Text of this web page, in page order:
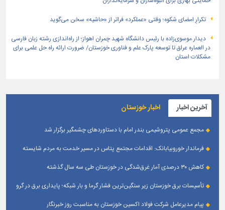
تکرارِ امضای شکوه؛ وقتی «عملکرد» فراتر از «حاشیه» سخن می‌گوید
دیدار موسوی‌زاده با رئیس دانشگاه شهید چمران اهواز؛ از راه‌اندازی رشته زبان فارسی
در العماره عراق تا توسعه پارک علم و فناوری خوزستان/ ضرورت ارائه راه حل علمی برای
مشکلات استان
آخرین اخبار اخبار خوزستان
مجمع عمومی پتروشیمی بندر امام با دستاوردهای چشمگیر برگزار شد
فرماندار خوروبیابانک: اقدامات مجتمع پتاس در مسیر خدمت به مردم شایسته
کاهش ۳۰ درصدی آمار غرق‌شدگی در خوزستان طی سه سال گذشته
تأسیسات برق خوزستان زیر سنگین‌ترین فشار گرما و بار شبکه؛ پایداری برق در گرو
پیام مدیرعامل شرکت فولاد اکسین خوزستان به مناسبت روز خبرنگار